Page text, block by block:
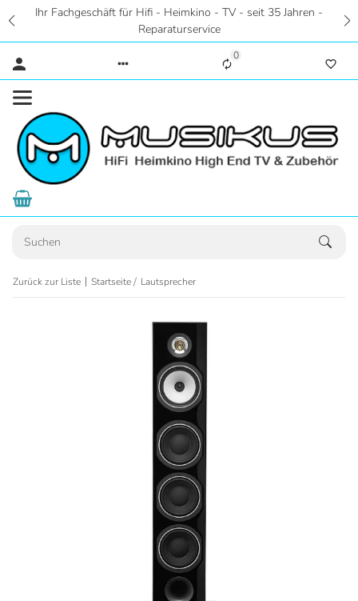
Ihr Fachgeschäft für Hifi - Heimkino - TV - seit 35 Jahren -
Reparaturservice
0
Zurück zur Liste Startseite Lautsprecher